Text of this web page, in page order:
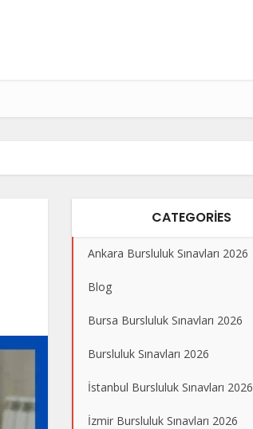
CATEGORIES
Ankara Bursluluk Sınavları 2026
Blog
Bursa Bursluluk Sınavları 2026
Bursluluk Sınavları 2026
İstanbul Bursluluk Sınavları 2026
İzmir Bursluluk Sınavları 2026